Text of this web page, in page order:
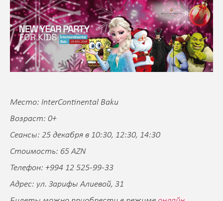
Место: InterContinental Baku
Возраст: 0+
Сеансы: 25 декабря в 10:30, 12:30, 14:30
Стоимость: 65 AZN
Телефон: +994 12 525-99-33
Адрес: ул. Зарифы Алиевой, 31